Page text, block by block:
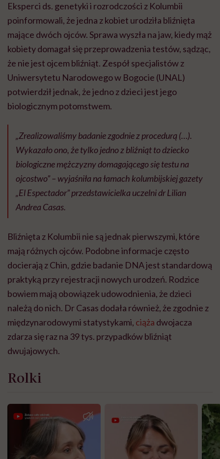
Eksperci ds. genetyki i rozrodczości z Kolumbii
poinformowali, że jedna z kobiet urodziła bliźnięta
mające dwóch ojców. Sprawa wyszła na jaw, kiedy mąż
kobiety domagał się przeprowadzenia testów, sądząc,
że nie jest ojcem bliźniąt. Zespół specjalistów z
Uniwersytetu Narodowego w Bogocie (UNAL)
potwierdził jednak, że jedno z dzieci jest jego
biologicznym potomstwem.
„Zrealizowaliśmy badanie zgodnie z procedurą (…).
Wykazało ono, że tylko jedno z bliźniąt to dziecko
biologiczne mężczyzny domagającego się testu na
ojcostwo” – wyjaśniła na łamach kolumbijskiej gazety
„El Espectador” przedstawicielka uczelni dr Lilian
Andrea Casas.
Bliźnięta z Kolumbii nie są jednak pierwszymi, które
mają różnych ojców. Podobne informacje często
docierają z Chin, gdzie badanie DNA jest standardową
praktyką przy rejestracji nowych urodzeń. Rodzice
bowiem mają obowiązek udowodnienia, że dzieci
należą do nich. Dr Casas dodała również, że zgodnie z
międzynarodowymi statystykami, ciąża dwojacza
zdarza się raz na 39 tys. przypadków bliźniąt
dwujajowych.
Rolki